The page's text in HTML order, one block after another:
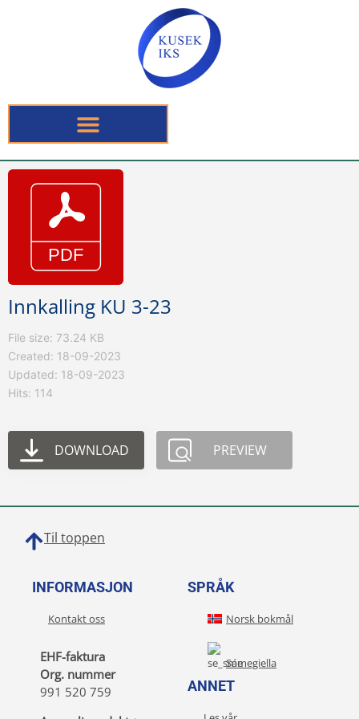
Innkalling KU 3-23
File size: 73.24 KB
Created: 18-09-2023
Updated: 18-09-2023
Hits: 114
DOWNLOAD PREVIEW
Til toppen
INFORMASJON
Kontakt oss
EHF-faktura
Org. nummer
991 520 759
SPRÅK
Norsk bokmål
Sámegiella
ANNET